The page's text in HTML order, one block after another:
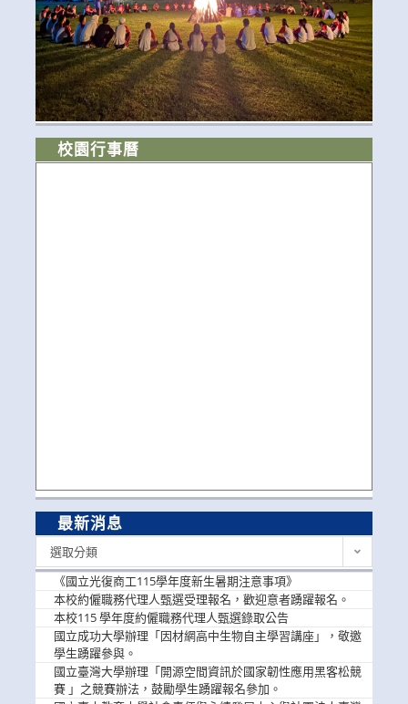
校園行事曆
最新消息
選取分類
《國立光復商工115學年度新生暑期注意事項》
本校約僱職務代理人甄選受理報名，歡迎意者踴躍報名。
本校115 學年度約僱職務代理人甄選錄取公告
國立成功大學辦理「因材網高中生物自主學習講座」，敬邀
學生踴躍參與。
國立臺灣大學辦理「開源空間資訊於國家韌性應用黑客松競
賽 」之競賽辦法，鼓勵學生踴躍報名參加。